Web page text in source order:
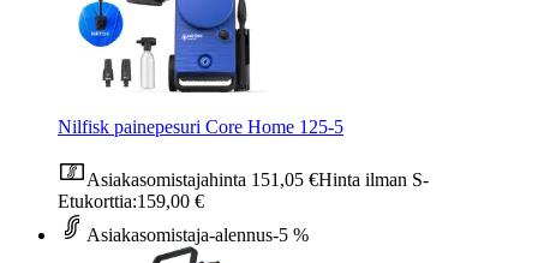
Nilfisk painepesuri Core Home 125-5
Asiakasomistajahinta 151,05 €Hinta ilman S-
Etukorttia:159,00 €
Asiakasomistaja-alennus-5 %